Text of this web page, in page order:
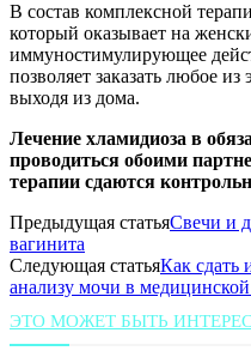
В состав комплексной
который оказывает на
иммуностимулирующее
позволяет заказать любое
выходя из дома.
Лечение хламидиоза в
проводиться обоими
терапии сдаются
Предыдущая статьяСвечи и
вагинита
Следующая статьяКак сдать
анализу мочи в
ЭТО МОЖЕТ БЫТЬ